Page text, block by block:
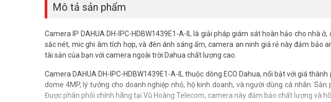
Mô tả sản phẩm
Camera IP DAHUA DH-IPC-HDBW1439E1-A-IL là giải pháp giám sát hoàn hảo cho nhà
sắc nét, mic ghi âm tích hợp, và đèn ánh sáng ấm, camera an ninh giá rẻ này đảm bảo
tài sản của bạn với camera ngoài trời Dahua chất lượng cao.
Camera DAHUA DH-IPC-HDBW1439E1-A-IL thuộc dòng ECO Dahua, nổi bật với giá
dome 4MP, lý tưởng cho doanh nghiệp nhỏ, hộ kinh doanh, và người dùng cá nhân.
Được phân phối chính hãng tại Vũ Hoàng Telecom, camera này đảm bảo chất lượng và